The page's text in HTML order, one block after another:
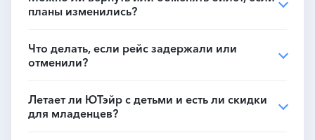
планы изменились?
Что делать, если рейс задержали или
отменили?
Летает ли ЮТэйр с детьми и есть ли скидки
для младенцев?